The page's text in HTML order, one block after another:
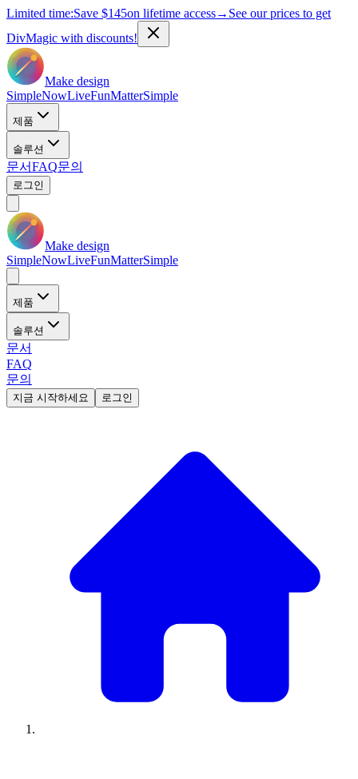
Limited time:Save $145on lifetime access→ See our prices to get
DivMagic with discounts!
Make design
SimpleNowLiveFunMatterSimple
제품
솔루션
문서FAQ문의
로그인
Make design
SimpleNowLiveFunMatterSimple
제품
솔루션
문서
FAQ
문의
지금 시작하세요 로그인